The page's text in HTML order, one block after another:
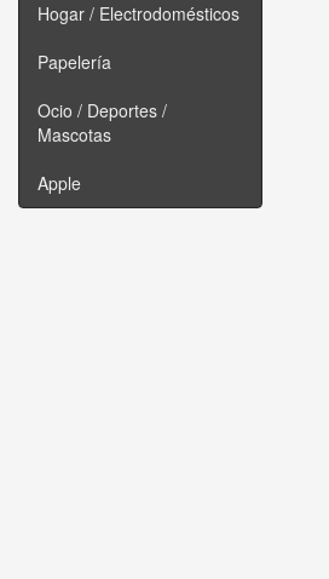
Hogar / Electrodomésticos
Papelería
Ocio / Deportes /
Mascotas
Apple